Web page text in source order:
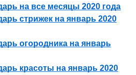
на все месяцы 2020 года
стрижек на январь 2020
огородника на январь
красоты на январь 2020